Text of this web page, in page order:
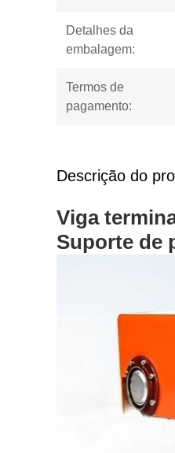
Detalhes da
embalagem:
Termos de
pagamento:
Descrição do
Viga
Suporte de